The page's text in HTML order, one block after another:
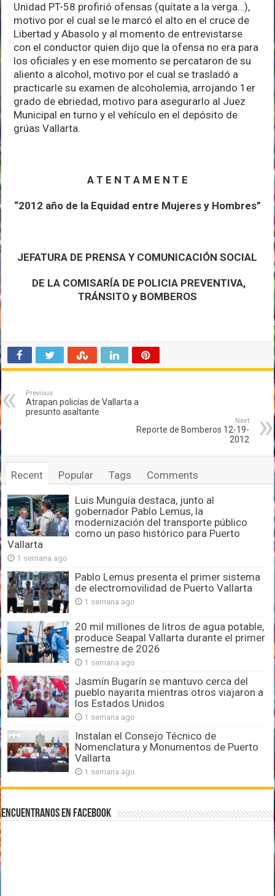
Unidad PT-58 profirió ofensas (quítate a la verga…),
motivo por el cual se le marcó el alto en el cruce de
Libertad y Abasolo y al momento de entrevistarse
con el conductor quien dijo que la ofensa no era para
los oficiales y en ese momento se percataron de su
aliento a alcohol, motivo por el cual se trasladó a
practicarle su examen de alcoholemia, arrojando 1er
grado de ebriedad, motivo para asegurarlo al Juez
Municipal en turno y el vehículo en el depósito de
grúas Vallarta.
A T E N T A M E N T E
“2012 año de la Equidad entre Mujeres y Hombres”
JEFATURA DE PRENSA Y COMUNICACIÓN SOCIAL
DE LA COMISARÍA DE POLICIA PREVENTIVA,
TRÁNSITO y BOMBEROS
Previous
Atrapan policías de Vallarta a
presunto asaltante
Next
Reporte de Bomberos 12-19-
2012
Recent Popular Tags Comments
Luis Munguía destaca, junto al
gobernador Pablo Lemus, la
modernización del transporte público
como un paso histórico para Puerto
Vallarta
1 semana ago
Pablo Lemus presenta el primer sistema
de electromovilidad de Puerto Vallarta
1 semana ago
20 mil millones de litros de agua potable,
produce Seapal Vallarta durante el primer
semestre de 2026
1 semana ago
Jasmín Bugarín se mantuvo cerca del
pueblo nayarita mientras otros viajaron a
los Estados Unidos
1 semana ago
Instalan el Consejo Técnico de
Nomenclatura y Monumentos de Puerto
Vallarta
1 semana ago
Encuentranos en Facebook